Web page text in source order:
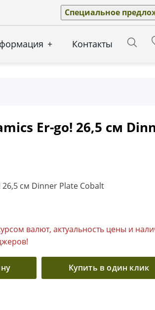
Специальное
+ Контакты
Er-go! 26,5 см
см Dinner Plate Cobalt
валют, актуальность цены и
Купить в один клик